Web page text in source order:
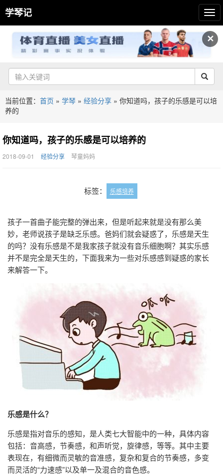
✕
学琴记
当前位置： 首页 » 学琴 » 经验分享 » 你知道吗，孩子的乐感是可以培
养的
你知道吗，孩子的乐感是可以培养的
2018-09-01 经验分享 琴童妈妈
标签： 乐感培养
孩子一首曲子能完整的弹出来，但是听起来就是没有那么美
妙，老师说孩子是缺乏乐感。爸妈们就会疑惑了，乐感是天生
的吗？没有乐感是不是我家孩子就没有音乐细胞啊？其实乐感
并不是完全是天生的，下面我来为一些对乐感感到疑惑的家长
来解答一下。
乐感是什么？
乐感是指对音乐的感知，是人类七大智能中的一种，具体内容
包括：音高感，节奏感，和声听觉，旋律感，等等。其中主要
表现在，有细微而灵敏的音准感，复杂和复合的节奏感，多变
而灵活的“力速感”以及单一及混合的音色感。